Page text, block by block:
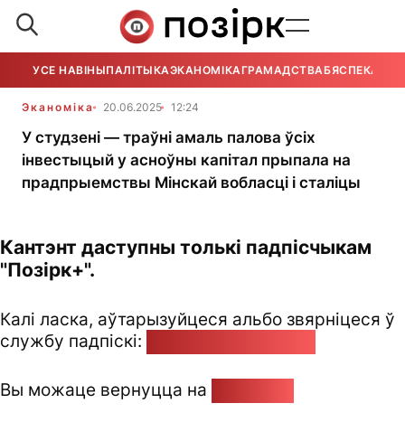
УСЕ НАВІНЫПАЛІТЫКАЭКАНОМІКАГРАМАДСТВАБЯСПЕКА
Эканоміка 20.06.2025 12:24
У студзені — траўні амаль палова ўсіх
інвестыцый у асноўны капітал прыпала на
прадпрыемствы Мінскай вобласці і сталіцы
Кантэнт даступны толькі падпісчыкам
"Позірк+".
Калі ласка, аўтарызуйцеся альбо звярніцеся ў
службу падпіскі:
Вы можаце вернуцца на